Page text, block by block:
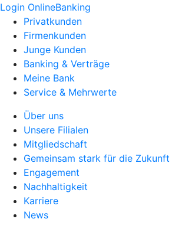
Login OnlineBanking
Privatkunden
Firmenkunden
Junge Kunden
Banking & Verträge
Meine Bank
Service & Mehrwerte
Über uns
Unsere Filialen
Mitgliedschaft
Gemeinsam stark für die Zukunft
Engagement
Nachhaltigkeit
Karriere
News